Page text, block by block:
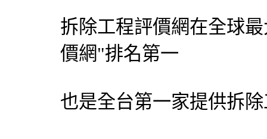
拆除工程評價網在全球
價網"排名第一
也是全台第一家提供拆